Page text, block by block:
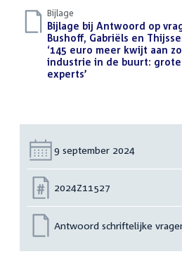
Bijlage
Download
bestand:
Bijlage bij Antwoord op
Bushoff, Gabriëls en
‘145 euro meer kwijt aan
industrie in de buurt:
experts’
Datum:
9 september 2024
Nummer:
2024Z11527
Antwoord schriftelijke